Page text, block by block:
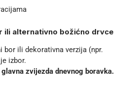
ili alternativno božićno drvce
ili dekorativna verzija (npr.
izbor.
zvijezda dnevnog boravka.